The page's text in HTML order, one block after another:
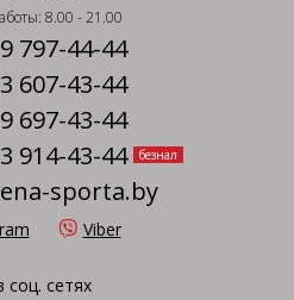
8.00 - 21.00
797-44-44
607-43-44
697-43-44
914-43-44
безнал
sporta.by
Viber
сетях